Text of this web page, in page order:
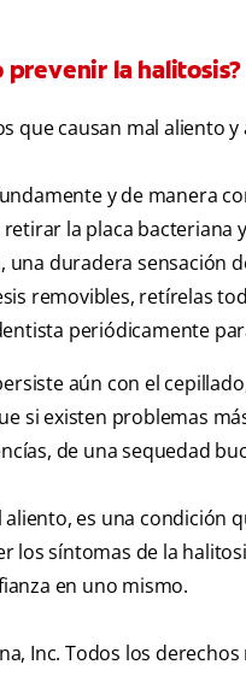
prevenir la halitosis?
que causan mal aliento y
y de manera
la placa bacteriana
una duradera sensación
removibles, retírelas
periódicamente
aún con el
si existen problemas
de una sequedad
aliento, es una condición
los síntomas de la
en uno mismo.
Inc. Todos los